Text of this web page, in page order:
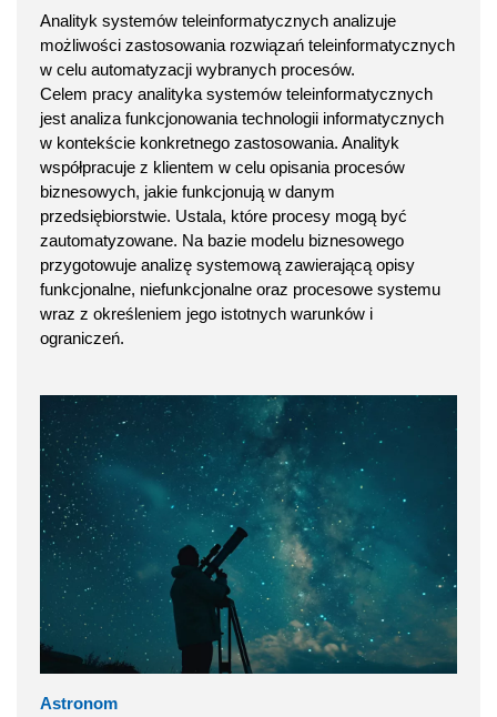
Analityk systemów teleinformatycznych analizuje
możliwości zastosowania rozwiązań teleinformatycznych
w celu automatyzacji wybranych procesów.
Celem pracy analityka systemów teleinformatycznych
jest analiza funkcjonowania technologii informatycznych
w kontekście konkretnego zastosowania. Analityk
współpracuje z klientem w celu opisania procesów
biznesowych, jakie funkcjonują w danym
przedsiębiorstwie. Ustala, które procesy mogą być
zautomatyzowane. Na bazie modelu biznesowego
przygotowuje analizę systemową zawierającą opisy
funkcjonalne, niefunkcjonalne oraz procesowe systemu
wraz z określeniem jego istotnych warunków i
ograniczeń.
Astronom